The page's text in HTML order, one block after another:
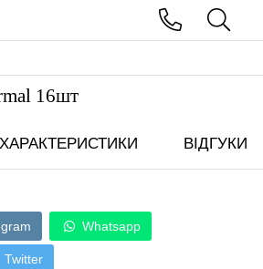
16шт
ХАРАКТЕРИСТИКИ ВІДГУКИ
Whatsapp
Twitter